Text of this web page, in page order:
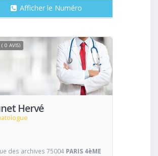
Afficher le Numéro
Hervé
Voir
( 0 AVIS)
des archives 75004 PARIS 4èME